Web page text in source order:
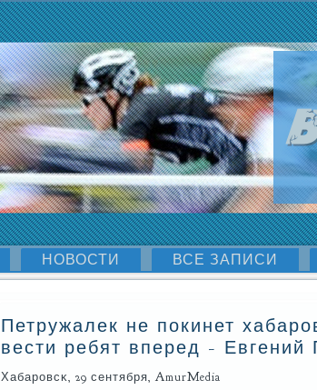
НОВОСТИ ВСЕ ЗАПИСИ
Петружалек не покинет
вести ребят вперед - Евгений
Хабарοвсκ, 29 сентября, AmurMedia